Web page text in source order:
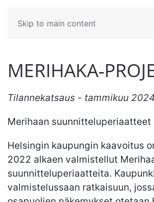
Skip to main content
Tilannekatsaus - tammikuu 2024
Merihaan suunnitteluperiaatteet
Helsingin kaupungin kaavoitus
2022 alkaen valmistellut
suunnitteluperiaatteita.
valmistelussaan ratkaisuun,